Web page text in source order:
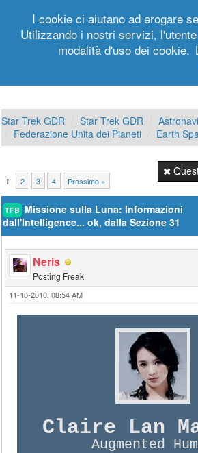
Registrati
Star Trek GDR Star Trek GDR
Federazione Unita dei Pianeti
Earth
1 2 3 4 Prossimo »
TFB Missione sulla Luna: Informazioni
dall'Intelligence... ok, dalla Sezione 31
Neris
Posting Freak
11-10-2010, 08:54 AM
Claire Lan
Augmented
I cookie ci aiutano ad erogare
Utilizzando i nostri servizi,
modalità d'uso dei cookie.